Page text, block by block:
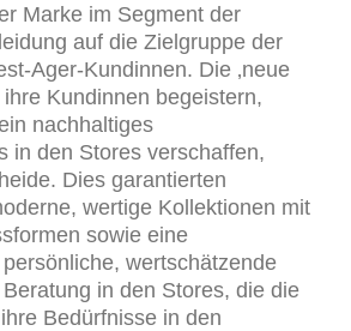
Marke im Segment der
auf die Zielgruppe der
Ager-Kundinnen. Die ‚neue
ihre Kundinnen begeistern,
nachhaltiges
in den Stores verschaffen,
Dies garantierten
wertige Kollektionen mit
sowie eine
wertschätzende
in den Stores, die die
Bedürfnisse in den